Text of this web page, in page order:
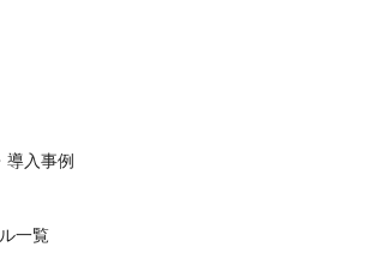
導入事例
一覧